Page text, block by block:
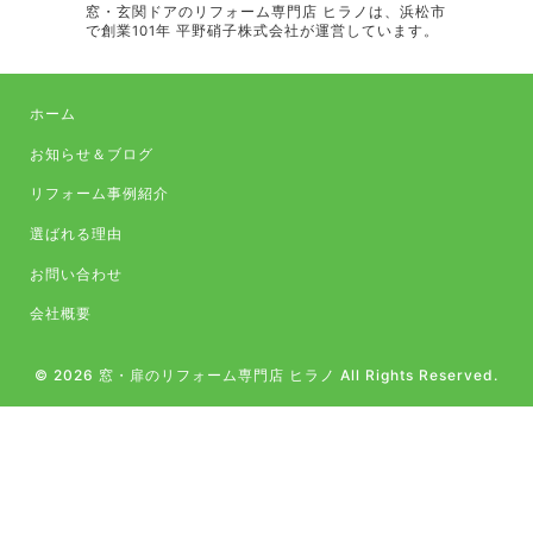
窓・玄関ドアのリフォーム専門店 ヒラノは、浜松市
で創業101年 平野硝子株式会社が運営しています。
ホーム
お知らせ＆ブログ
リフォーム事例紹介
選ばれる理由
お問い合わせ
会社概要
© 2026 窓・扉のリフォーム専門店 ヒラノ All Rights Reserved.